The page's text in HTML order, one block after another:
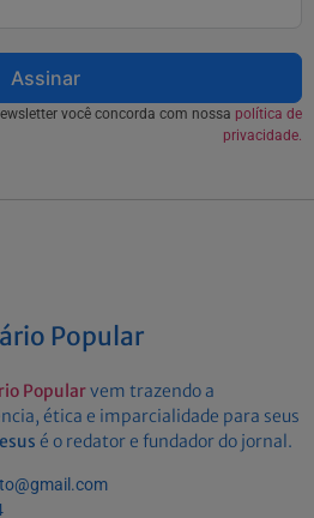
Assinar
você concorda com nossa política de
privacidade.
Popular
Popularvem trazendo a
ética e imparcialidade para seus
é o redator e fundador do jornal.